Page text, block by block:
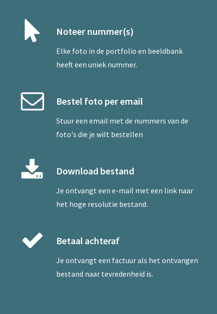
Noteer nummer(s)
Elke foto in de portfolio en beeldbank
heeft een uniek nummer.
Bestel foto per email
Stuur een email met de nummers van de
foto's die je wilt bestellen
Download bestand
Je ontvangt een e-mail met een link naar
het hoge resolutie bestand.
Betaal achteraf
Je ontvangt een factuur als het ontvangen
bestand naar tevredenheid is.